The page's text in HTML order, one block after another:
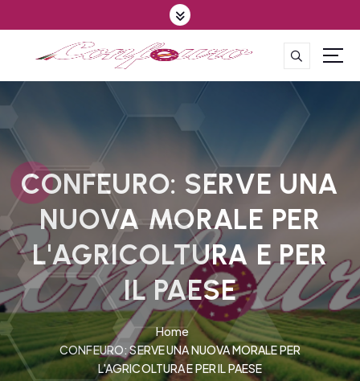
k
t
t
CONFEURO: SERVE UNA
NUOVA MORALE PER
L'AGRICOLTURA E PER
IL PAESE
Home
CONFEURO: SERVE UNA NUOVA MORALE PER
L'AGRICOLTURA E PER IL PAESE